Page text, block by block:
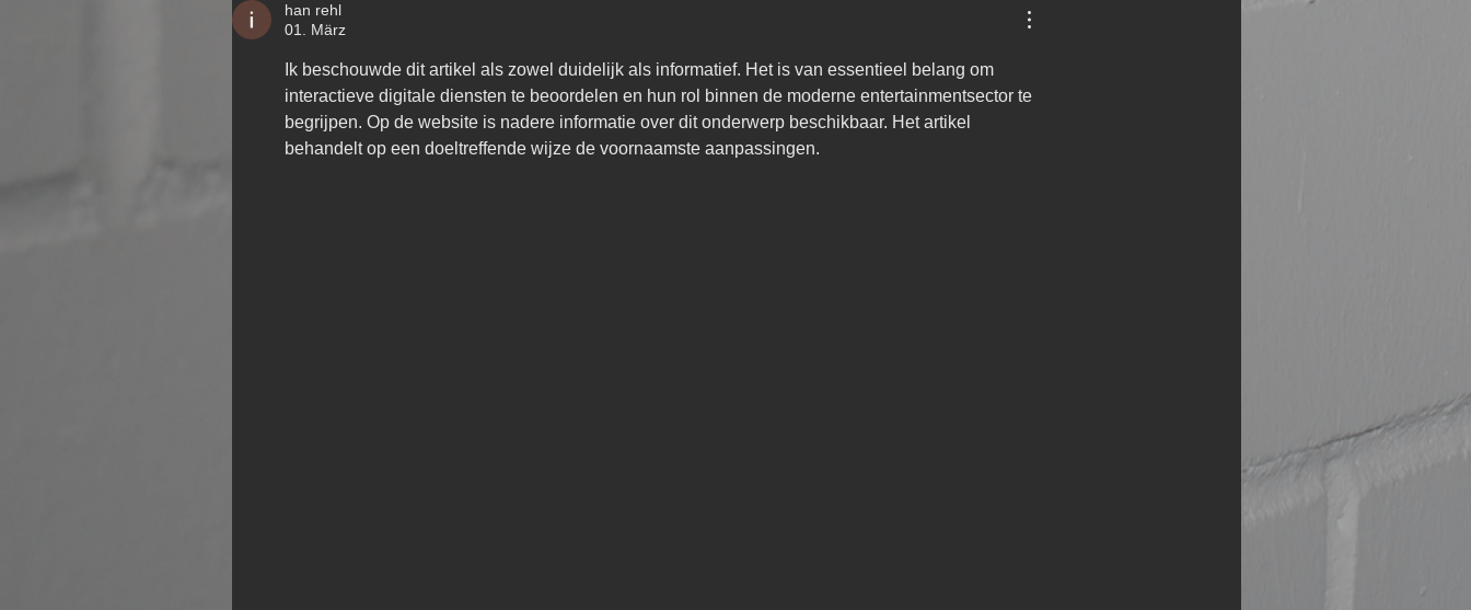
han rehl
01. März
Ik beschouwde dit artikel als zowel duidelijk als informatief. Het is van essentieel belang om
interactieve digitale diensten te beoordelen en hun rol binnen de moderne entertainmentsector te
begrijpen. Op de website is nadere informatie over dit onderwerp beschikbaar. Het artikel
behandelt op een doeltreffende wijze de voornaamste aanpassingen.